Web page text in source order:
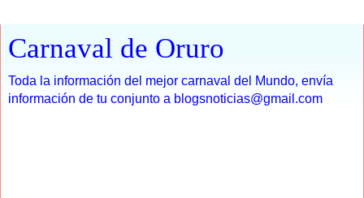
Carnaval de Oruro
Toda la información del mejor carnaval del Mundo, envía
información de tu conjunto a blogsnoticias@gmail.com